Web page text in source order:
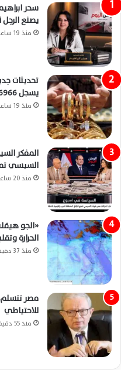
سحر
يصنع الرجل
منذ 19 ساعة
يسجل 6966 جنيهًا وسط ترقب الأسواق العالمية
منذ 19 ساعة
المفكر
السيسي
منذ 20 ساعة
«الجو
الحرارة
منذ 37 دقيقة
للاحتياطي
منذ 55 دقيقة